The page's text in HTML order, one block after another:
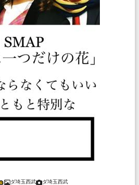
ダ埼玉西武 ダ埼玉西武